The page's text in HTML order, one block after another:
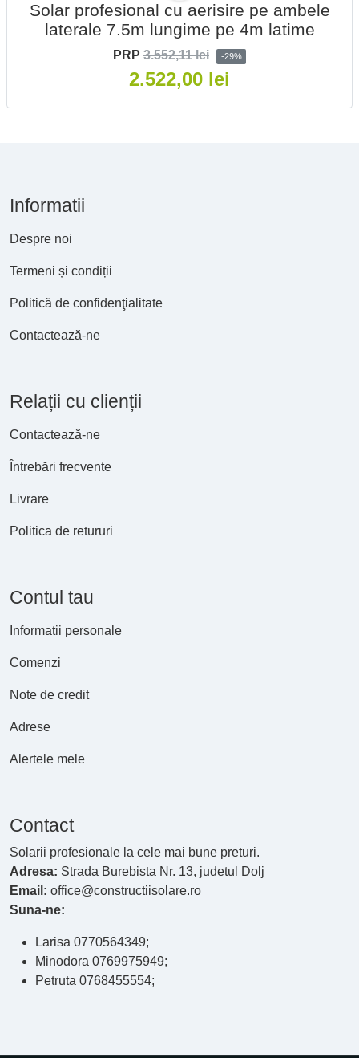
Solar profesional cu aerisire pe ambele
laterale 7.5m lungime pe 4m latime
PRP 3.552,11 lei -29%
2.522,00 lei
Informatii
Despre noi
Termeni și condiții
Politică de confidenţialitate
Contactează-ne
Relații cu clienții
Contactează-ne
Întrebări frecvente
Livrare
Politica de retururi
Contul tau
Informatii personale
Comenzi
Note de credit
Adrese
Alertele mele
Contact
Solarii profesionale la cele mai bune preturi.
Adresa: Strada Burebista Nr. 13, judetul Dolj
Email: office@constructiisolare.ro
Suna-ne:
Larisa 0770564349;
Minodora 0769975949;
Petruta 0768455554;